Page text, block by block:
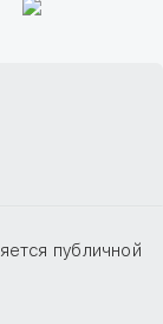
публичной